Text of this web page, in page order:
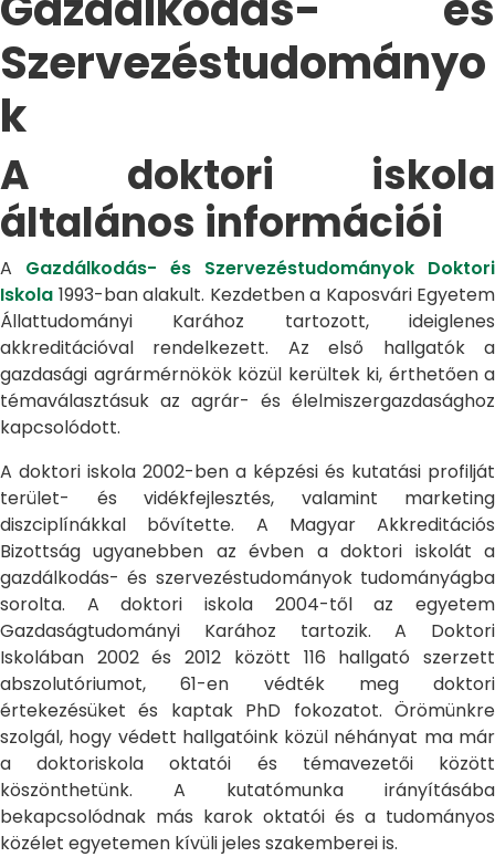
Szervezéstudományo
k
A doktori iskola
általános információi
A Gazdálkodás- és Szervezéstudományok Doktori
Iskola 1993-ban alakult. Kezdetben a Kaposvári Egyetem
Állattudományi Karához tartozott, ideiglenes
akkreditációval rendelkezett. Az első hallgatók a
gazdasági agrármérnökök közül kerültek ki, érthetően a
témaválasztásuk az agrár- és élelmiszergazdasághoz
kapcsolódott.
A doktori iskola 2002-ben a képzési és kutatási profilját
terület- és vidékfejlesztés, valamint marketing
diszciplínákkal bővítette. A Magyar Akkreditációs
Bizottság ugyanebben az évben a doktori iskolát a
gazdálkodás- és szervezéstudományok tudományágba
sorolta. A doktori iskola 2004-től az egyetem
Gazdaságtudományi Karához tartozik. A Doktori
Iskolában 2002 és 2012 között 116 hallgató szerzett
abszolutóriumot, 61-en védték meg doktori
értekezésüket és kaptak PhD fokozatot. Örömünkre
szolgál, hogy védett hallgatóink közül néhányat ma már
a doktoriskola oktatói és témavezetői között
köszönthetünk. A kutatómunka irányításába
bekapcsolódnak más karok oktatói és a tudományos
közélet egyetemen kívüli jeles szakemberei is.